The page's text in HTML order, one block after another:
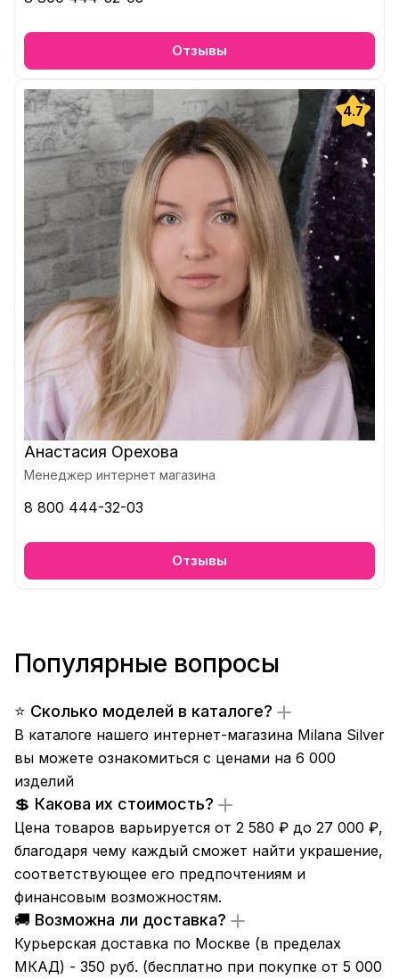
Отзывы
4.7
Анастасия Орехова
Менеджер интернет магазина
8 800 444-32-03
Отзывы
Популярные вопросы
⭐ Сколько моделей в каталоге?
В каталоге нашего интернет-магазина Milana Silver
вы можете ознакомиться с ценами на 6 000
изделий
💲 Какова их стоимость?
Цена товаров варьируется от 2 580 ₽ до 27 000 ₽,
благодаря чему каждый сможет найти украшение,
соответствующее его предпочтениям и
финансовым возможностям.
🚚 Возможна ли доставка?
Курьерская доставка по Москве (в пределах
МКАД) - 350 руб. (бесплатно при покупке от 5 000